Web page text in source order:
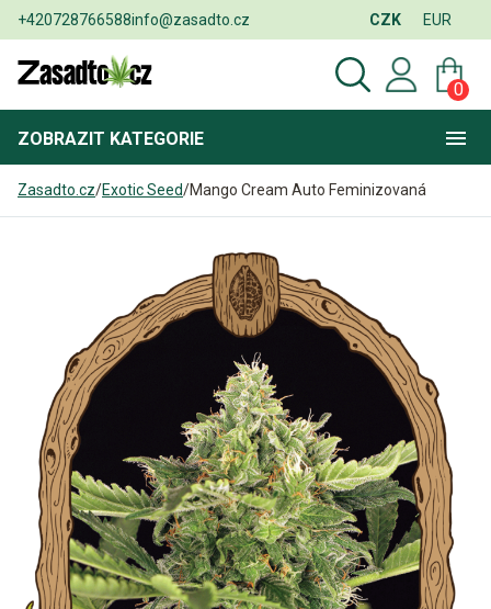
+420728766588info@zasadto.cz CZK EUR
0
ZOBRAZIT KATEGORIE
Zasadto.cz/Exotic Seed/Mango Cream Auto Feminizovaná